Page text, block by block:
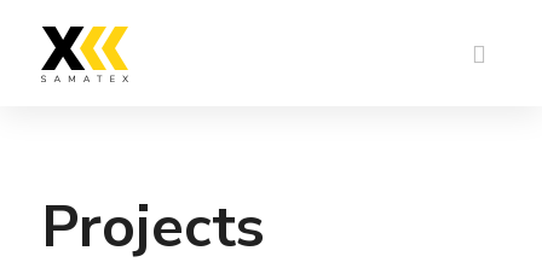
Projects